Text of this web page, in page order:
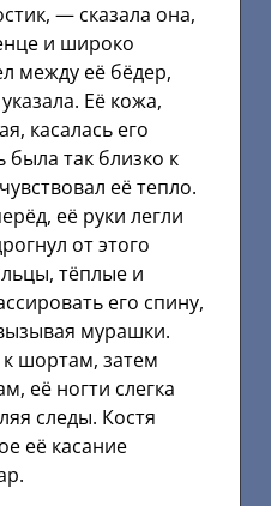
— сказала она,
и широко
между её бёдер,
Её кожа,
касалась его
так близко к
её тепло.
её руки легли
от этого
тёплые и
его спину,
мурашки.
шортам, затем
её ногти слегка
следы. Костя
её касание